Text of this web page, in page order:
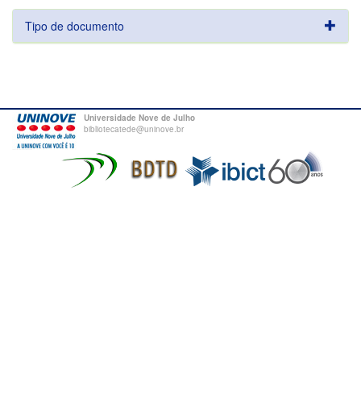
Tipo de documento
Universidade Nove de Julho
bibliotecatede@uninove.br